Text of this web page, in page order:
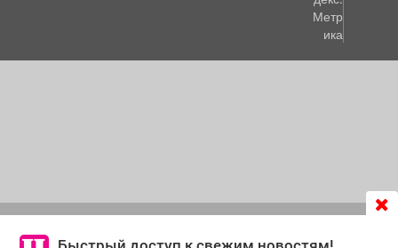
согласие на обработку файлов cookie, которые